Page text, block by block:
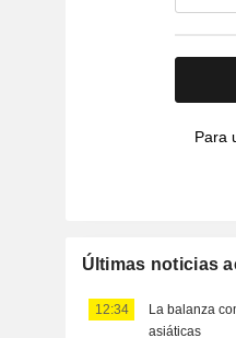
Para
Últimas noticias
12:34
La balanza
asiáticas